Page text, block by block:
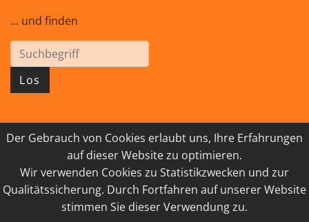
Der Gebrauch von Cookies erlaubt uns, Ihre Erfahrungen
auf dieser Website zu optimieren.
Wir verwenden Cookies zu Statistikzwecken und zur
Qualitätssicherung. Durch Fortfahren auf unserer Website
stimmen Sie dieser Verwendung zu.
... und finden
Los
© 2026 GEISTreich - Diözese Innsbruck
IMPRESSUM
LINKSAMMLUNG
DATENSCHUTZ
KONTAKT